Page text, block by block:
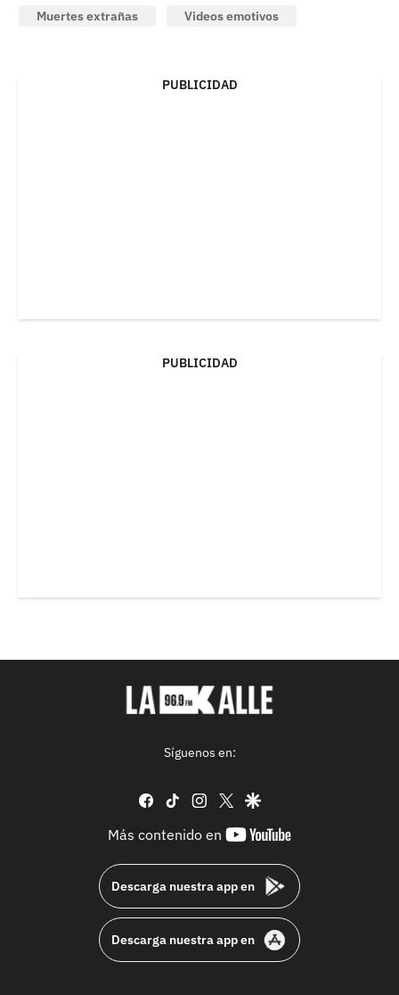
Muertes extrañas
Videos emotivos
PUBLICIDAD
PUBLICIDAD
Síguenos en:
facebook
tiktok instagram
twittergoogle
Más contenido en
youtube-
Descarga nuestra app en
Descarga nuestra app en